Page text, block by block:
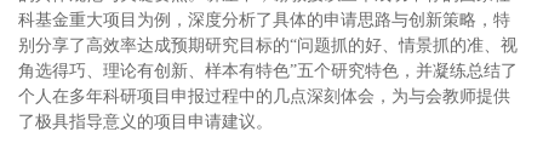
科基金重大项目为例，深度分析了具体的申请思路与创新策略，特
别分享了高效率达成预期研究目标的“问题抓的好、情景抓的准、视
角选得巧、理论有创新、样本有特色”五个研究特色，并凝练总结了
个人在多年科研项目申报过程中的几点深刻体会，为与会教师提供
了极具指导意义的项目申请建议。